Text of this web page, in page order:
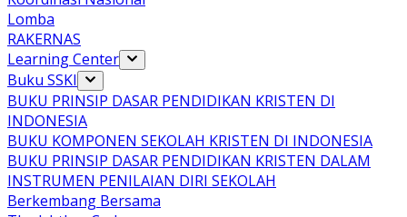
Lomba
RAKERNAS
Learning Center
Buku SSKI
BUKU PRINSIP DASAR PENDIDIKAN KRISTEN DI
INDONESIA
BUKU KOMPONEN SEKOLAH KRISTEN DI INDONESIA
BUKU PRINSIP DASAR PENDIDIKAN KRISTEN DALAM
INSTRUMEN PENILAIAN DIRI SEKOLAH
Berkembang Bersama